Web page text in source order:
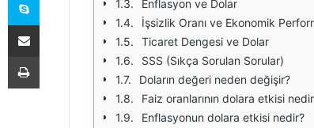
Enflasyon ve Dolar
İşsizlik Oranı ve Ekonomik
Ticaret Dengesi ve Dolar
SSS (Sıkça Sorulan Sorular)
Doların değeri neden değişir?
Faiz oranlarının dolara etkisi
Enflasyonun dolara etkisi nedir?
E-Posta ile paylaş